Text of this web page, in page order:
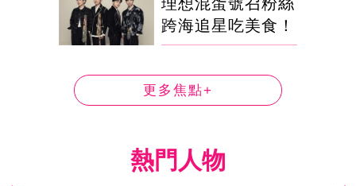
跨海追星吃美食！
更多焦點+
熱門人物